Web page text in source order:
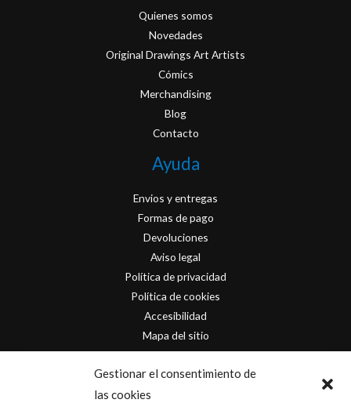
Gestionar el consentimiento de
las cookies
Quienes somos
Novedades
Original Drawings Art Artists
Cómics
Merchandising
Blog
Contacto
Ayuda
Envios y entregas
Formas de pago
Devoluciones
Aviso legal
Política de privacidad
Política de cookies
Accesibilidad
Mapa del sitio
Contacto
info@originofcomics.com